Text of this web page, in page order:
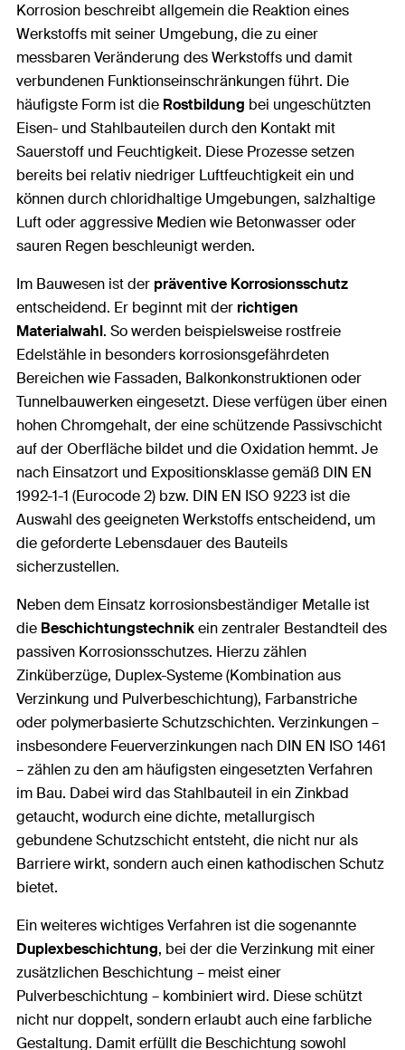
Korrosion beschreibt allgemein die Reaktion eines
Werkstoffs mit seiner Umgebung, die zu einer
messbaren Veränderung des Werkstoffs und damit
verbundenen Funktionseinschränkungen führt. Die
häufigste Form ist die Rostbildung bei ungeschützten
Eisen- und Stahlbauteilen durch den Kontakt mit
Sauerstoff und Feuchtigkeit. Diese Prozesse setzen
bereits bei relativ niedriger Luftfeuchtigkeit ein und
können durch chloridhaltige Umgebungen, salzhaltige
Luft oder aggressive Medien wie Betonwasser oder
sauren Regen beschleunigt werden.
Im Bauwesen ist der präventive Korrosionsschutz
entscheidend. Er beginnt mit der richtigen
Materialwahl. So werden beispielsweise rostfreie
Edelstähle in besonders korrosionsgefährdeten
Bereichen wie Fassaden, Balkonkonstruktionen oder
Tunnelbauwerken eingesetzt. Diese verfügen über einen
hohen Chromgehalt, der eine schützende Passivschicht
auf der Oberfläche bildet und die Oxidation hemmt. Je
nach Einsatzort und Expositionsklasse gemäß DIN EN
1992-1-1 (Eurocode 2) bzw. DIN EN ISO 9223 ist die
Auswahl des geeigneten Werkstoffs entscheidend, um
die geforderte Lebensdauer des Bauteils
sicherzustellen.
Neben dem Einsatz korrosionsbeständiger Metalle ist
die Beschichtungstechnikein zentraler Bestandteil des
passiven Korrosionsschutzes. Hierzu zählen
Zinküberzüge, Duplex-Systeme (Kombination aus
Verzinkung und Pulverbeschichtung), Farbanstriche
oder polymerbasierte Schutzschichten. Verzinkungen –
insbesondere Feuerverzinkungen nach DIN EN ISO 1461
– zählen zu den am häufigsten eingesetzten Verfahren
im Bau. Dabei wird das Stahlbauteil in ein Zinkbad
getaucht, wodurch eine dichte, metallurgisch
gebundene Schutzschicht entsteht, die nicht nur als
Barriere wirkt, sondern auch einen kathodischen Schutz
bietet.
Ein weiteres wichtiges Verfahren ist die sogenannte
Duplexbeschichtung, bei der die Verzinkung mit einer
zusätzlichen Beschichtung – meist einer
Pulverbeschichtung – kombiniert wird. Diese schützt
nicht nur doppelt, sondern erlaubt auch eine farbliche
Gestaltung. Damit erfüllt die Beschichtung sowohl